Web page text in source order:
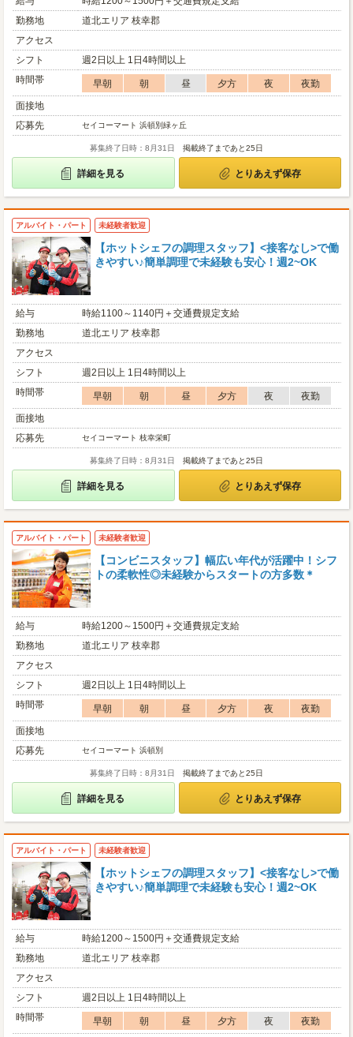
勤務地
道北エリア 枝幸郡
アクセス
シフト
週2日以上 1日4時間以上
時間帯
早朝 朝 昼 夕方 夜
夜勤
面接地
応募先
セイコーマート 浜頓別緑ヶ丘
募集終了日時：8月31日 掲載終了まであと25日
詳細を見る とりあえず保存
アルバイト・パート 未経験者歓迎
【ホットシェフの調理スタッフ】<接客なし>で働
きやすい♪簡単調理で未経験も安心！週2~OK
給与
時給1100～1140円＋交通費規定支給
勤務地
道北エリア 枝幸郡
アクセス
シフト
週2日以上 1日4時間以上
時間帯
早朝 朝 昼 夕方 夜
夜勤
面接地
応募先
セイコーマート 枝幸栄町
募集終了日時：8月31日 掲載終了まであと25日
詳細を見る とりあえず保存
アルバイト・パート 未経験者歓迎
【コンビニスタッフ】幅広い年代が活躍中！シフ
トの柔軟性◎未経験からスタートの方多数＊
給与
時給1200～1500円＋交通費規定支給
勤務地
道北エリア 枝幸郡
アクセス
シフト
週2日以上 1日4時間以上
時間帯
早朝 朝 昼 夕方 夜
夜勤
面接地
応募先
セイコーマート 浜頓別
募集終了日時：8月31日 掲載終了まであと25日
詳細を見る とりあえず保存
アルバイト・パート 未経験者歓迎
【ホットシェフの調理スタッフ】<接客なし>で働
きやすい♪簡単調理で未経験も安心！週2~OK
給与
時給1200～1500円＋交通費規定支給
勤務地
道北エリア 枝幸郡
アクセス
シフト
週2日以上 1日4時間以上
時間帯
早朝 朝 昼 夕方 夜 夜勤